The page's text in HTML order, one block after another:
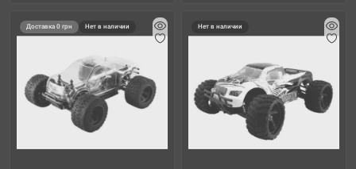
Доставка 0 грн Нет в наличии Нет в наличии